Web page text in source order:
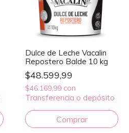
Dulce de Leche Vacalin
Repostero Balde 10 kg
$48.599,99
$46.169,99 con
Transferencia o depósito